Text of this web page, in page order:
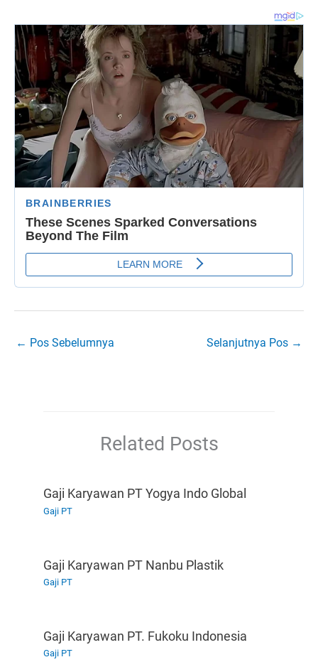
← Pos Sebelumnya Selanjutnya Pos →
Related Posts
Gaji Karyawan PT Yogya Indo Global
Gaji PT
Gaji Karyawan PT Nanbu Plastik
Gaji PT
Gaji Karyawan PT. Fukoku Indonesia
Gaji PT